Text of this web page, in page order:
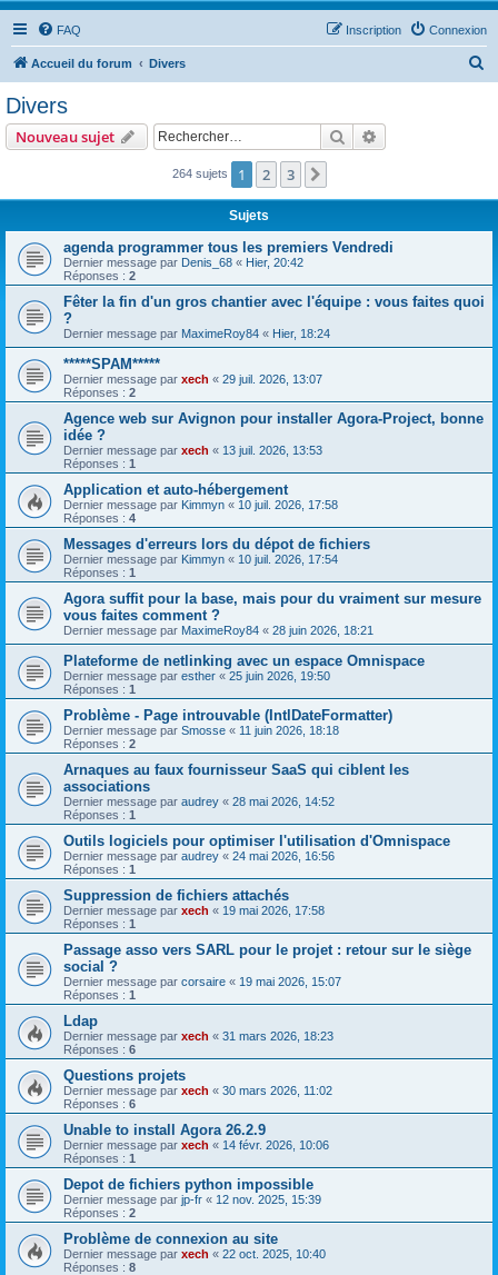
FAQ Connexion
Inscription
Accueil du forum Divers
Divers
Nouveau sujet Rechercher
264 sujets 1 2 3
Sujets
agenda programmer tous les premiers Vendredi
Dernier message par Denis_68 « Hier, 20:42
Réponses : 2
Fêter la fin d'un gros chantier avec l'équipe : vous faites quoi
?
Dernier message par MaximeRoy84 « Hier, 18:24
*****SPAM*****
Dernier message par xech « 29 juil. 2026, 13:07
Réponses : 2
Agence web sur Avignon pour installer Agora-Project, bonne
idée ?
Dernier message par xech « 13 juil. 2026, 13:53
Réponses : 1
Application et auto-hébergement
Dernier message par Kimmyn « 10 juil. 2026, 17:58
Réponses : 4
Messages d'erreurs lors du dépot de fichiers
Dernier message par Kimmyn « 10 juil. 2026, 17:54
Réponses : 1
Agora suffit pour la base, mais pour du vraiment sur mesure
vous faites comment ?
Dernier message par MaximeRoy84 « 28 juin 2026, 18:21
Plateforme de netlinking avec un espace Omnispace
Dernier message par esther « 25 juin 2026, 19:50
Réponses : 1
Problème - Page introuvable (IntlDateFormatter)
Dernier message par Smosse « 11 juin 2026, 18:18
Réponses : 2
Arnaques au faux fournisseur SaaS qui ciblent les
associations
Dernier message par audrey « 28 mai 2026, 14:52
Réponses : 1
Outils logiciels pour optimiser l'utilisation d'Omnispace
Dernier message par audrey « 24 mai 2026, 16:56
Réponses : 1
Suppression de fichiers attachés
Dernier message par xech « 19 mai 2026, 17:58
Réponses : 1
Passage asso vers SARL pour le projet : retour sur le siège
social ?
Dernier message par corsaire « 19 mai 2026, 15:07
Réponses : 1
Ldap
Dernier message par xech « 31 mars 2026, 18:23
Réponses : 6
Questions projets
Dernier message par xech « 30 mars 2026, 11:02
Réponses : 6
Unable to install Agora 26.2.9
Dernier message par xech « 14 févr. 2026, 10:06
Réponses : 1
Depot de fichiers python impossible
Dernier message par jp-fr « 12 nov. 2025, 15:39
Réponses : 2
Problème de connexion au site
Dernier message par xech « 22 oct. 2025, 10:40
Réponses : 8